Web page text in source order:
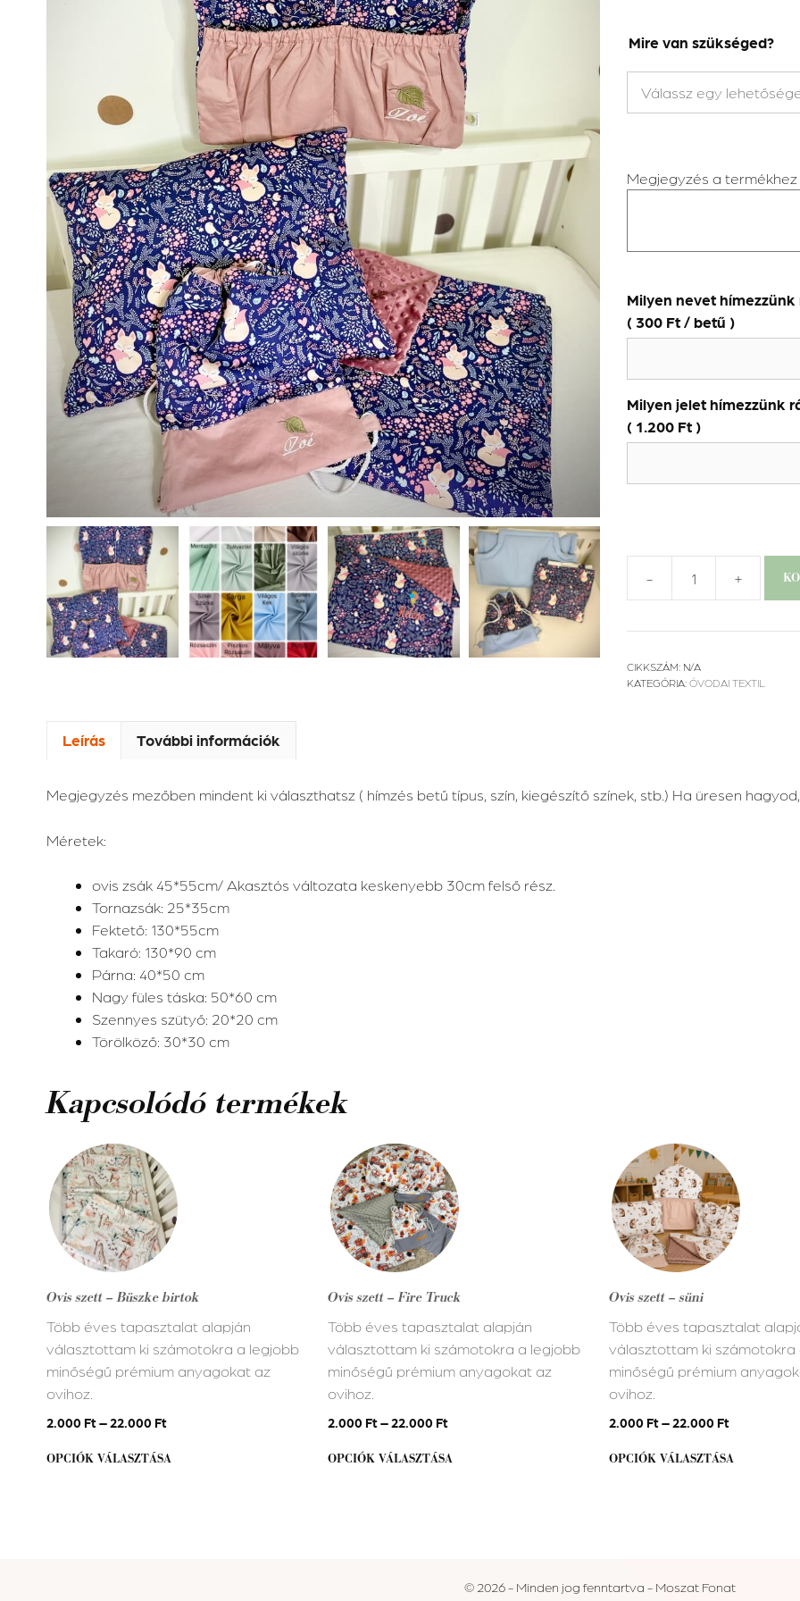
Mire van szükséged?
Megjegyzés a termékhez
Milyen nevet hímezzünk
( 300 Ft / betű )
Milyen jelet hímezzünk
( 1.200 Ft )
-
-
lány
+
CIKKSZÁM: N/A
KATEGÓRIA: ÓVODAI TEXTIL
Leírás További információk
Megjegyzés mezőben mindent ki választhatsz ( hímzés betű típus, szín, kiegészítő színek, stb.) Ha üresen
Méretek:
ovis zsák 45*55cm/ Akasztós változata keskenyebb 30cm felső rész.
Tornazsák: 25*35cm
Fektető: 130*55cm
Takaró: 130*90 cm
Párna: 40*50 cm
Nagy füles táska: 50*60 cm
Szennyes szütyő: 20*20 cm
Törölköző: 30*30 cm
Kapcsolódó termékek
Ovis szett – Büszke birtok
Több éves tapasztalat alapján
választottam ki számotokra a legjobb
minőségű prémium anyagokat az
ovihoz.
2.000 Ft–22.000 Ft
OPCIÓK VÁLASZTÁSA
Ennek
terméknek
több
variációja
van.
változatok
a
termékoldalon
választhatók
ki
Ovis szett – Fire Truck
Több éves tapasztalat alapján
választottam ki számotokra a legjobb
minőségű prémium anyagokat az
ovihoz.
2.000 Ft–22.000 Ft
OPCIÓK VÁLASZTÁSA
Ennek
terméknek
több
variációja
van.
változatok
a
termékoldalon
választhatók
ki
Ovis szett – süni
Több éves tapasztalat
választottam ki számotokra
minőségű prémium
ovihoz.
2.000 Ft–22.000 Ft
OPCIÓK VÁLASZTÁSA
Ennek
terméknek
több
variációja
van.
változatok
a
termékoldalon
választhatók
ki
© 2026 - Minden jog fenntartva - Moszat Fonat